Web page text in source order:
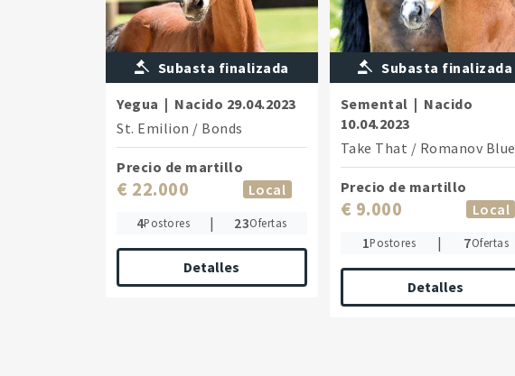
Subasta finalizada
Yegua | Nacido 29.04.2023
St. Emilion / Bonds
Precio de martillo
€ 22.000
Local
4Postores | 23Ofertas
Detalles
Subasta finalizada
Semental | Nacido
10.04.2023
Take That / Romanov Blue Hors
Precio de martillo
€ 9.000
Local
1Postores | 7Ofertas
Detalles